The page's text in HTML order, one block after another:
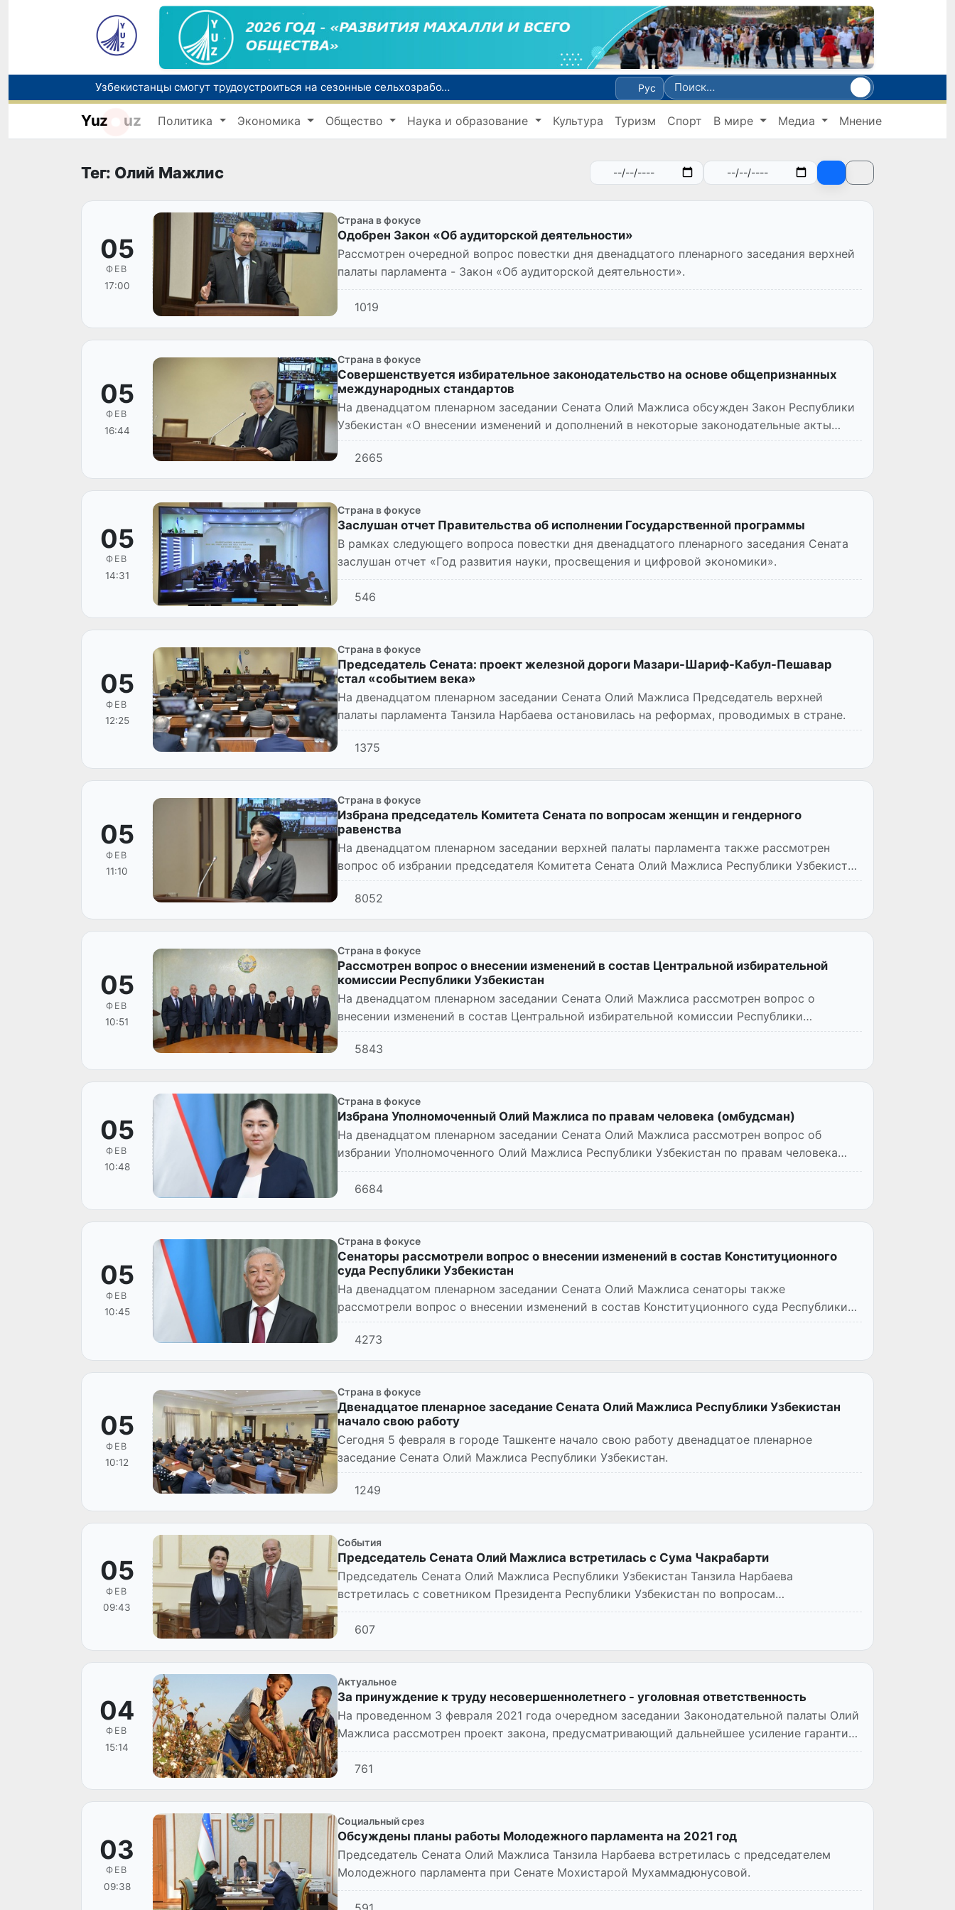
Узбекистанцы смогут трудоустроиться на сезонные сельхозработы в США по программе H-2A
В шести городах Ташкентской области модернизируют систему общественного транспорта
В Узбекистане стартовал месячник Целей устойчивого развития
Ташкент готовится принять чемпионат Азии по тяжелой атлетике
Рус
Yuz uz Политика Экономика Общество Наука и образование Культура Туризм Спорт В мире Медиа Мнение
Тег: Олий Мажлис
05
ФЕВ
17:00
Страна в фокусе
Одобрен Закон «Об аудиторской деятельности»
Рассмотрен очередной вопрос повестки дня двенадцатого пленарного заседания верхней
палаты парламента - Закон «Об аудиторской деятельности».
1019
05
ФЕВ
16:44
Страна в фокусе
Совершенствуется избирательное законодательство на основе общепризнанных
международных стандартов
На двенадцатом пленарном заседании Сената Олий Мажлиса обсужден Закон Республики
Узбекистан «О внесении изменений и дополнений в некоторые законодательные акты
Республики Узбекиста...
2665
05
ФЕВ
14:31
Страна в фокусе
Заслушан отчет Правительства об исполнении Государственной программы
В рамках следующего вопроса повестки дня двенадцатого пленарного заседания Сената
заслушан отчет «Год развития науки, просвещения и цифровой экономики».
546
05
ФЕВ
12:25
Страна в фокусе
Председатель Сената: проект железной дороги Мазари-Шариф-Кабул-Пешавар
стал «событием века»
На двенадцатом пленарном заседании Сената Олий Мажлиса Председатель верхней
палаты парламента Танзила Нарбаева остановилась на реформах, проводимых в стране.
1375
05
ФЕВ
11:10
Страна в фокусе
Избрана председатель Комитета Сената по вопросам женщин и гендерного
равенства
На двенадцатом пленарном заседании верхней палаты парламента также рассмотрен
вопрос об избрании председателя Комитета Сената Олий Мажлиса Республики Узбекистан
по вопросам женщин...
8052
05
ФЕВ
10:51
Страна в фокусе
Рассмотрен вопрос о внесении изменений в состав Центральной избирательной
комиссии Республики Узбекистан
На двенадцатом пленарном заседании Сената Олий Мажлиса рассмотрен вопрос о
внесении изменений в состав Центральной избирательной комиссии Республики
Узбекистан.
5843
05
ФЕВ
10:48
Страна в фокусе
Избрана Уполномоченный Олий Мажлиса по правам человека (омбудсман)
На двенадцатом пленарном заседании Сената Олий Мажлиса рассмотрен вопрос об
избрании Уполномоченного Олий Мажлиса Республики Узбекистан по правам человека
(омбудсмана).
6684
05
ФЕВ
10:45
Страна в фокусе
Сенаторы рассмотрели вопрос о внесении изменений в состав Конституционного
суда Республики Узбекистан
На двенадцатом пленарном заседании Сената Олий Мажлиса сенаторы также
рассмотрели вопрос о внесении изменений в состав Конституционного суда Республики
Узбекистан.
4273
05
ФЕВ
10:12
Страна в фокусе
Двенадцатое пленарное заседание Сената Олий Мажлиса Республики Узбекистан
начало свою работу
Сегодня 5 февраля в городе Ташкенте начало свою работу двенадцатое пленарное
заседание Сената Олий Мажлиса Республики Узбекистан.
1249
05
ФЕВ
09:43
Cобытия
Председатель Сената Олий Мажлиса встретилась с Сума Чакрабарти
Председатель Сената Олий Мажлиса Республики Узбекистан Танзила Нарбаева
встретилась с советником Президента Республики Узбекистан по вопросам
экономического развития, эффективного...
607
04
ФЕВ
15:14
Актуальное
За принуждение к труду несовершеннолетнего - уголовная ответственность
На проведенном 3 февраля 2021 года очередном заседании Законодательной палаты Олий
Мажлиса рассмотрен проект закона, предусматривающий дальнейшее усиление гарантий
защиты интересов...
761
03
ФЕВ
09:38
Социальный срез
Обсуждены планы работы Молодежного парламента на 2021 год
Председатель Сената Олий Мажлиса Танзила Нарбаева встретилась с председателем
Молодежного парламента при Сенате Мохистарой Мухаммадюнусовой.